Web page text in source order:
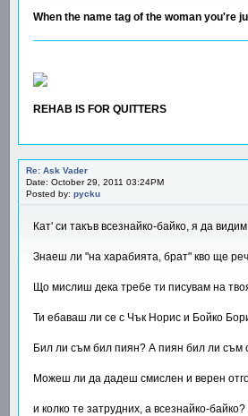
When the name tag of the woman you're
REHAB IS FOR QUITTERS
Re: Ask Vader
Date: October 29, 2011 03:24PM
Posted by: pycku
Кат' си такъв всезнайко-байко, я да
Знаеш ли "на харабията, брат" кво ще
Що мислиш дека требе ти писувам на
Ти ебаваш ли се с Чък Норис и Бойко
Бил ли съм бил пиян? А пиян бил ли съм
Можеш ли да дадеш смислен и верен
и колко те затрудних, а всезнайко-байко?